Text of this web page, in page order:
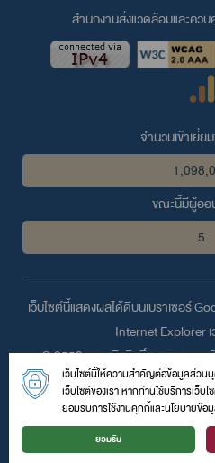
สำนักงานสิ่งแวดล้อมและคว
จำนวนเข้าเยี่ย
ขณะนี้มีผู้ออ
5
เว็บไซต์นี้แสดงผลได้ดีบนเบราเซอร์
Internet Explorer
© 2559 สงวนลิขสิทธิ์ตามพระรา
แวดล้อมและควบคุมม
283 ถนนกลางเมือง ต.ในเมือง
โทรศัพท์ :043246772| โทร
เว็บไซต์นี้ให้ความสำคัญต่อข้อมูลส่ว
เว็บไซต์ของเรา หากท่านใช้บริการเว็
ยอมรับการใช้งานคุกกี้และนโยบายข้อ
ยอมรับ